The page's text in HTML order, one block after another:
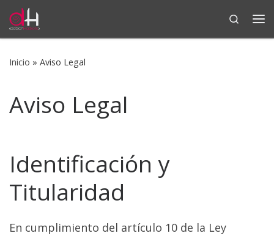
Saltar al contenido
Search
Inicio » Aviso Legal
Aviso Legal
Identificación y
Titularidad
En cumplimiento del artículo 10 de la Ley